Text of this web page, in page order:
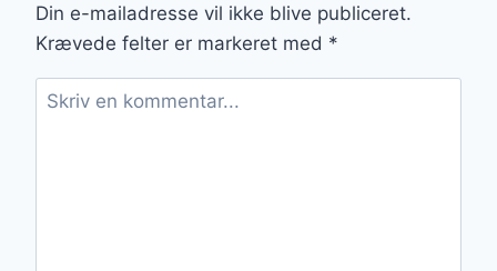
OG
KRYDDERI
Din e-mailadresse vil ikke blive publiceret.
Krævede felter er markeret med *